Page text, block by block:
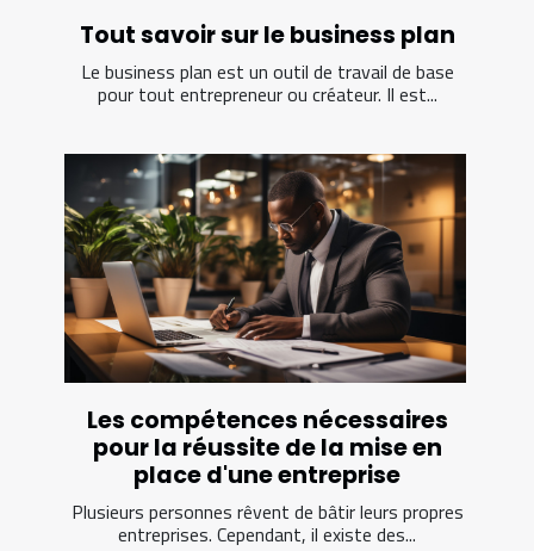
Tout savoir sur le business plan
Le business plan est un outil de travail de base
pour tout entrepreneur ou créateur. Il est...
Les compétences nécessaires
pour la réussite de la mise en
place d'une entreprise
Plusieurs personnes rêvent de bâtir leurs propres
entreprises. Cependant, il existe des...